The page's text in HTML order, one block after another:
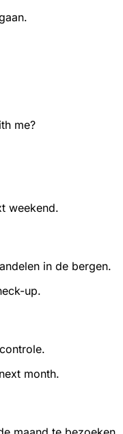
me?
weekend.
in de bergen.
up.
month.